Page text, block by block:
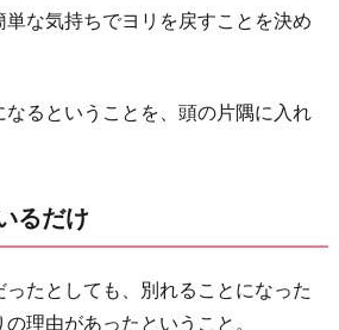
な気持ちでヨリを戻すことを決め
るということを、頭の片隅に入れ
るだけ
たとしても、別れることになった
理由があったということ。